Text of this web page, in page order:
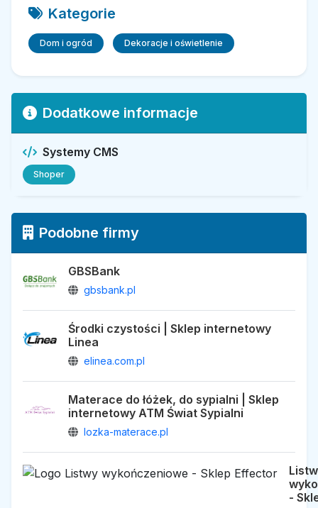
Kategorie
Dom i ogród Dekoracje i oświetlenie
Dodatkowe informacje
Systemy CMS
Shoper
Podobne firmy
GBSBank
gbsbank.pl
Środki czystości | Sklep internetowy
Linea
elinea.com.pl
Materace do łóżek, do sypialni | Sklep
internetowy ATM Świat Sypialni
lozka-materace.pl
-